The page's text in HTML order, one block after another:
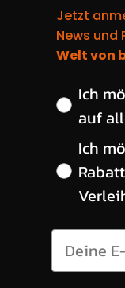
Jetzt
News und
Welt von
Wähle
Ich
auf
Ich